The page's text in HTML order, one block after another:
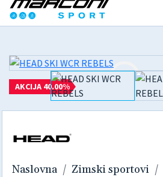
AKCIJA 40.00%
Naslovna Zimski sportovi